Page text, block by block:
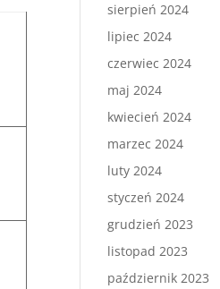
sierpień 2024
lipiec 2024
czerwiec 2024
maj 2024
kwiecień 2024
marzec 2024
luty 2024
styczeń 2024
grudzień 2023
listopad 2023
październik 2023